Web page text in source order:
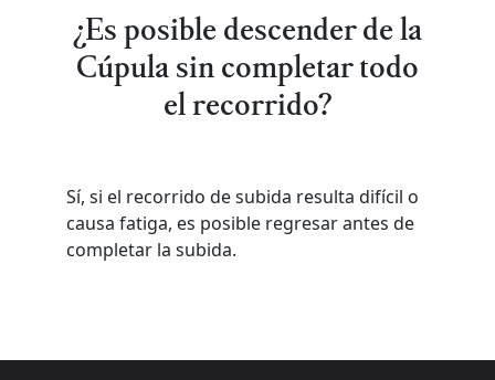
¿Es posible descender de la
Cúpula sin completar todo
el recorrido?
Sí, si el recorrido de subida resulta difícil o
causa fatiga, es posible regresar antes de
completar la subida.